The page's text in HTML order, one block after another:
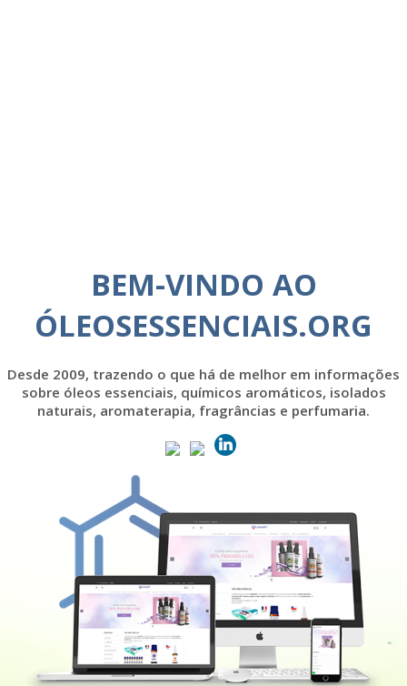
BEM-VINDO AO
ÓLEOSESSENCIAIS.ORG
Desde 2009, trazendo o que há de melhor em informações
sobre óleos essenciais, químicos aromáticos, isolados
naturais, aromaterapia, fragrâncias e perfumaria.